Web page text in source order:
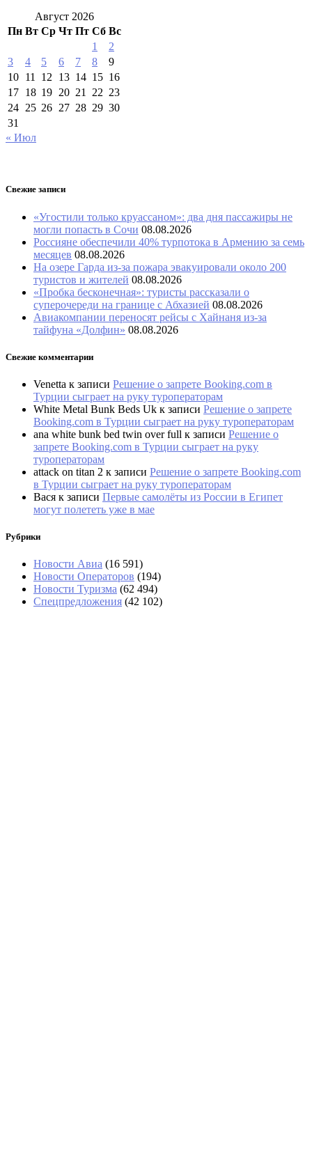
Август 2026
Пн Вт Ср Чт Пт Сб Вс
1
2
3
4 5 6 7 8
9
10 11 12 13 14 15 16
17 18 19 20 21 22 23
24 25 26 27 28 29 30
31
« Июл
Свежие записи
«Угостили только круассаном»: два дня пассажиры не
могли попасть в Сочи 08.08.2026
Россияне обеспечили 40% турпотока в Армению за семь
месяцев 08.08.2026
На озере Гарда из-за пожара эвакуировали около 200
туристов и жителей 08.08.2026
«Пробка бесконечная»: туристы рассказали о
суперочереди на границе с Абхазией 08.08.2026
Авиакомпании переносят рейсы с Хайнаня из-за
тайфуна «Долфин» 08.08.2026
Свежие комментарии
Venetta к записи Решение о запрете Booking.com в
Турции сыграет на руку туроператорам
White Metal Bunk Beds Uk к записи Решение о запрете
Booking.com в Турции сыграет на руку туроператорам
ana white bunk bed twin over full к записи Решение о
запрете Booking.com в Турции сыграет на руку
туроператорам
attack on titan 2 к записи Решение о запрете Booking.com
в Турции сыграет на руку туроператорам
Вася к записи Первые самолёты из России в Египет
могут полететь уже в мае
Рубрики
Новости Авиа (16 591)
Новости Операторов (194)
Новости Туризма (62 494)
Спецпредложения (42 102)